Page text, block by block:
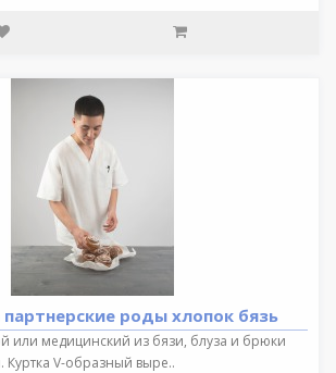
роды хлопок бязь
или медицинский из бязи, блуза и брюки
Куртка V-образный выре..